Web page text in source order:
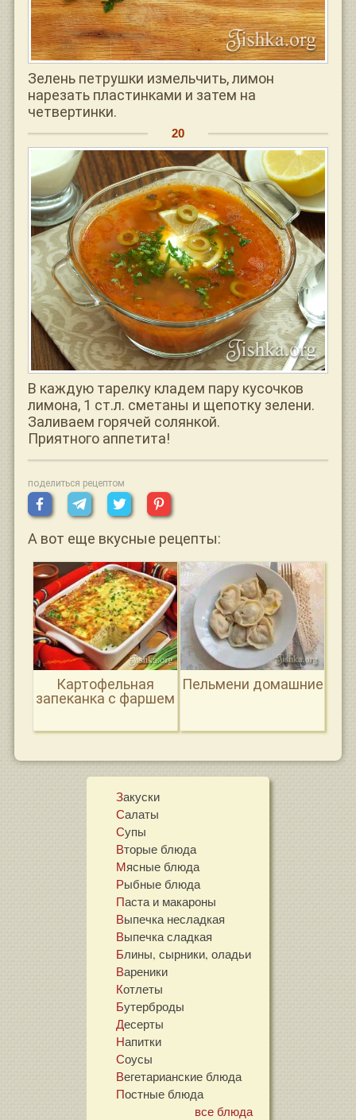
Зелень петрушки измельчить, лимон
нарезать пластинками и затем на
четвертинки.
В каждую тарелку кладем пару кусочков
лимона, 1 ст.л. сметаны и щепотку зелени.
Заливаем горячей солянкой.
Приятного аппетита!
поделиться рецептом
А вот еще вкусные рецепты:
Картофельная
запеканка с фаршем
Пельмени домашние
Закуски
Салаты
Супы
Вторые блюда
Мясные блюда
Рыбные блюда
Паста и макароны
Выпечка несладкая
Выпечка сладкая
Блины, сырники, оладьи
Вареники
Котлеты
Бутерброды
Десерты
Напитки
Соусы
Вегетарианские блюда
Постные блюда
все блюда